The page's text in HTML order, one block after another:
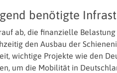
benötigte
ab, die finanzielle
den Ausbau der
wichtige Projekte wie den
um die Mobilität in